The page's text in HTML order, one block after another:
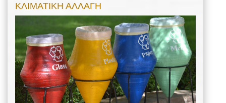
ΚΛΙΜΑΤΙΚΗ ΑΛΛΑΓΗ